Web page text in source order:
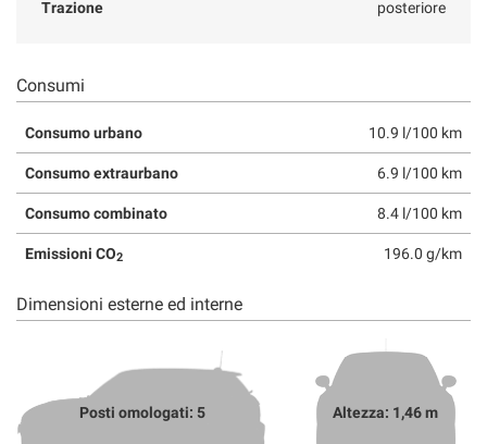
Trazione posteriore
Consumi
Consumo urbano 10.9 l/100 km
Consumo extraurbano 6.9 l/100 km
Consumo combinato 8.4 l/100 km
Emissioni CO2 196.0 g/km
Dimensioni esterne ed interne
Posti omologati: 5 Altezza: 1,46 m